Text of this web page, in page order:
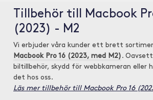
Tillbehör till Macbook
(2023) - M2
Vi erbjuder våra kunder ett brett
Macbook Pro 16 (2023, med M2) .
biltillbehör, skydd för webbkameran eller
det hos oss.
Läs mer tillbehör till Macbook Pro 16